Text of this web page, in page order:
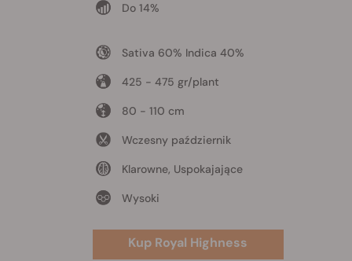
Do 14%
Sativa 60% Indica 40%
425 - 475 gr/plant
80 - 110 cm
Wczesny październik
Klarowne, Uspokajające
Wysoki
Kup Royal Highness